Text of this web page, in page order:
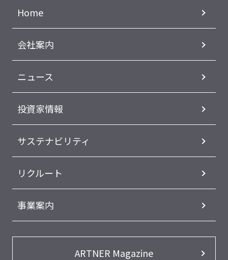
Home
会社案内
ニュース
投資家情報
サステナビリティ
リクルート
事業案内
ARTNER Magazine